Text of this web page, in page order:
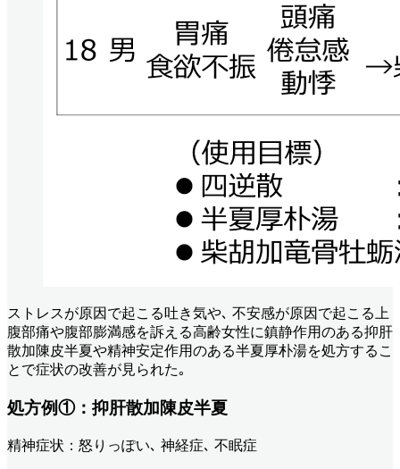
ストレスが原因で起こる吐き気や､ 不安感が原因で起こる上
腹部痛や腹部膨満感を訴える高齢女性に鎮静作用のある抑肝
散加陳皮半夏や精神安定作用のある半夏厚朴湯を処方するこ
とで症状の改善が見られた｡
処方例①：抑肝散加陳皮半夏
精神症状：怒りっぽい､ 神経症､ 不眠症